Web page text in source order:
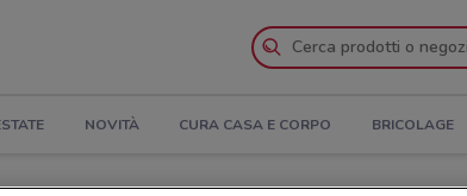
NOVITÀ CURA CASA E CORPO BRICOLAGE